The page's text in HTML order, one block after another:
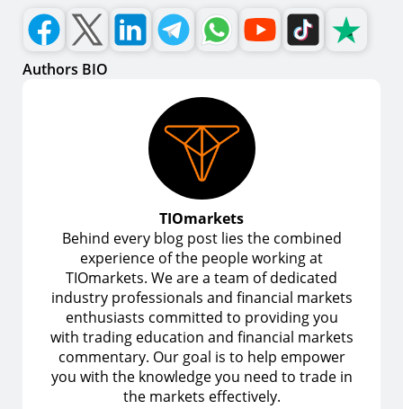
Authors BIO
TIOmarkets
Behind every blog post lies the combined
experience of the people working at
TIOmarkets. We are a team of dedicated
industry professionals and financial markets
enthusiasts committed to providing you
with trading education and financial markets
commentary. Our goal is to help empower
you with the knowledge you need to trade in
the markets effectively.